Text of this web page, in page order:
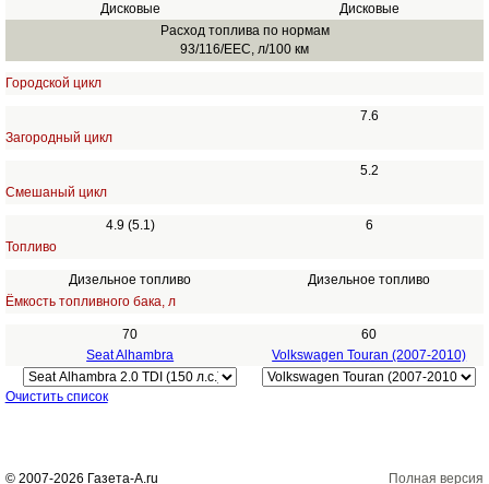
Дисковые
Дисковые
Расход топлива по нормам
93/116/EEC, л/100 км
Городской цикл
7.6
Загородный цикл
5.2
Смешаный цикл
4.9 (5.1)
6
Топливо
Дизельное топливо
Дизельное топливо
Ёмкость топливного бака, л
70
60
Seat Alhambra
Volkswagen Touran (2007-2010)
Очистить список
© 2007-2026 Газета-А.ru Полная версия